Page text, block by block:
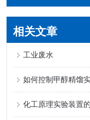
相关文章
工业废水
如何控制甲醇精馏
化工原理实验装置